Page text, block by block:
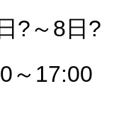
?～8日?
～17:00